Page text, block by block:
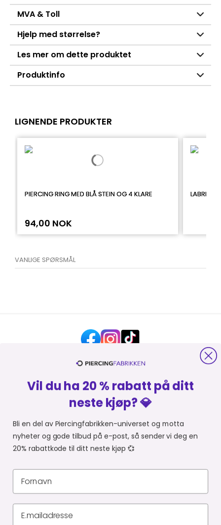
MVA & Toll
Hjelp med størrelse?
Les mer om dette produktet
Produktinfo
LIGNENDE PRODUKTER
PIERCING RING MED BLÅ STEIN OG 4 KLARE
94,00 NOK
LABRET I
VANLIGE SPØRSMÅL
HJELP OG KONTAKT
OM PIERCINGFABRIKKEN
MER FRA PIERCINGFABRIKKEN
Personvernerklæring
Vil du ha 20 % rabatt på ditt
neste kjøp? 💎
Bli en del av Piercingfabrikken-universet og motta
nyheter og gode tilbud på e-post, så sender vi deg en
20% rabattkode til ditt neste kjøp 💞